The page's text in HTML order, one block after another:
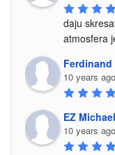
daju
atmosfera
10 years ago
EZ Michael
10 years ago